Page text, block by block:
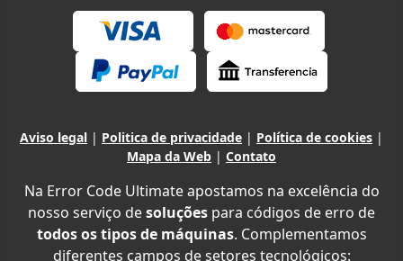
Aviso legal | Politica de privacidade | Política de cookies |
Mapa da Web | Contato
Na Error Code Ultimate apostamos na excelência do
nosso serviço desoluções para códigos de erro de
todos os tipos de máquinas. Complementamos
diferentes campos de setores tecnológicos: